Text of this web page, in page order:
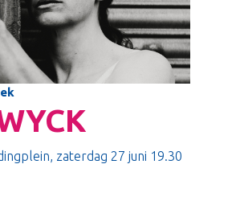
zaterdag 27 juni 19.30